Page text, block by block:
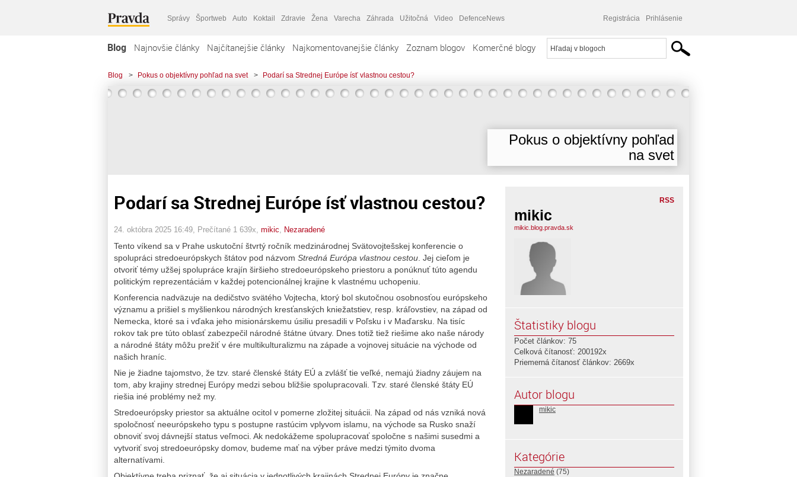
Správy Športweb Auto Koktail Zdravie Žena Varecha Záhrada Užitočná Video DefenceNews Registrácia Prihlásenie
Blog Najnovšie články Najčítanejšie články Najkomentovanejšie články Zoznam blogov Komerčné blogy
Blog > Pokus o objektívny pohľad na svet > Podarí sa Strednej Európe ísť vlastnou cestou?
Pokus o objektívny pohľad
na svet
Podarí sa Strednej Európe ísť vlastnou cestou?
24. októbra 2025 16:49 , Prečítané 1 639x, mikic Nezaradené
Tento víkend sa v Prahe uskutoční štvrtý ročník medzinárodnej Svätovojtešskej konferencie o
spolupráci stredoeurópskych štátov pod názvom Stredná Európa vlastnou cestou . Jej cieľom je
otvoriť témy užšej spolupráce krajín širšieho stredoeurópskeho priestoru a ponúknuť túto agendu
politickým reprezentáciám v každej potencionálnej krajine k vlastnému uchopeniu.
Konferencia nadväzuje na dedičstvo svätého Vojtecha, ktorý bol skutočnou osobnosťou európskeho
významu a prišiel s myšlienkou národných kresťanských kniežatstiev, resp. kráľovstiev, na západ od
Nemecka, ktoré sa i vďaka jeho misionárskemu úsiliu presadili v Poľsku i v Maďarsku. Na tisíc
rokov tak pre túto oblasť zabezpečil národné štátne útvary. Dnes totiž tiež riešime ako naše národy
a národné štáty môžu prežiť v ére multikulturalizmu na západe a vojnovej situácie na východe od
našich hraníc.
Nie je žiadne tajomstvo, že tzv. staré členské štáty EÚ a zvlášť tie veľké, nemajú žiadny záujem na
tom, aby krajiny strednej Európy medzi sebou bližšie spolupracovali. Tzv. staré členské štáty EÚ
riešia iné problémy než my.
Stredoeurópsky priestor sa aktuálne ocitol v pomerne zložitej situácii. Na západ od nás vzniká nová
spoločnosť neeurópskeho typu s postupne rastúcim vplyvom islamu, na východe sa Rusko snaží
obnoviť svoj dávnejší status veľmoci. Ak nedokážeme spolupracovať spoločne s našimi susedmi a
vytvoriť svoj stredoeurópsky domov, budeme mať na výber práve medzi týmito dvoma
alternatívami.
RSS
mikic
mikic.blog.pravda.sk
Štatistiky blogu
Počet článkov: 75
Celková čítanosť: 200192x
Priemerná čítanosť článkov: 2669x
Autor blogu
mikic
Kategórie
Nezaradené (75)